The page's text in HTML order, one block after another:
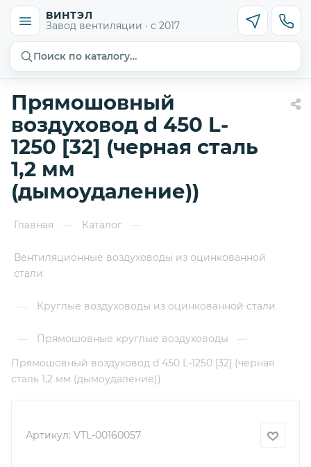
ВИНТЭЛ
Завод вентиляции · с 2017
Поиск по каталогу…
Прямошовный
воздуховод d 450 L-
1250 [32] (черная сталь
1,2 мм
(дымоудаление))
Главная — Каталог —
Вентиляционные воздуховоды из оцинкованной
стали
— Круглые воздуховоды из оцинкованной стали
— Прямошовные круглые воздуховоды
—
Прямошовный воздуховод d 450 L-1250 [32] (черная
сталь 1,2 мм (дымоудаление))
Артикул: VTL-00160057